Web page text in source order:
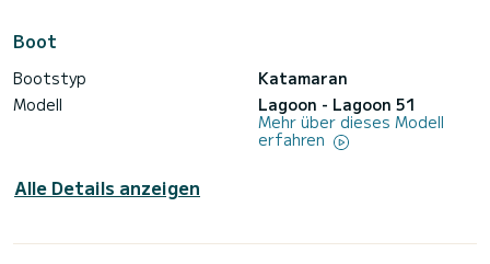
Boot
Bootstyp
Katamaran
Modell
Lagoon - Lagoon 51
Mehr über dieses Modell
erfahren
Alle Details anzeigen